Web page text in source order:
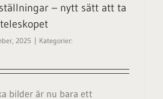
– nytt sätt att ta
2025 | Kategorier:
bilder är nu bara ett